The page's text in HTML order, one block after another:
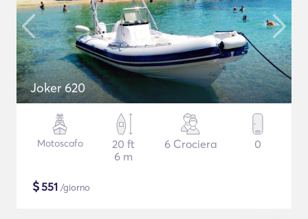
Joker 620
Motoscafo
20 ft
6 m
6 Crociera 0
$551 /giorno